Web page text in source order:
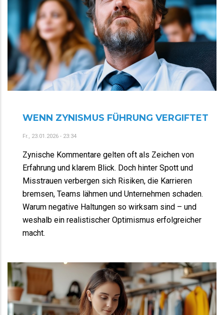
WENN ZYNISMUS FÜHRUNG VERGIFTET
Fr., 23.01.2026 - 23:34
Zynische Kommentare gelten oft als Zeichen von
Erfahrung und klarem Blick. Doch hinter Spott und
Misstrauen verbergen sich Risiken, die Karrieren
bremsen, Teams lähmen und Unternehmen schaden.
Warum negative Haltungen so wirksam sind – und
weshalb ein realistischer Optimismus erfolgreicher
macht.